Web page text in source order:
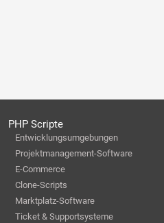
PHP Scripte
Entwicklungsumgebungen
Projektmanagement-Software
E-Commerce
Clone-Scripts
Marktplatz-Software
Ticket & Supportsysteme